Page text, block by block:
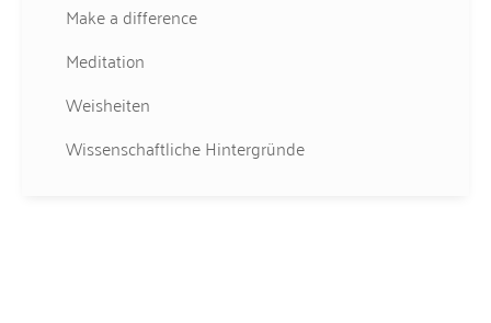
Make a difference
Meditation
Weisheiten
Wissenschaftliche Hintergründe